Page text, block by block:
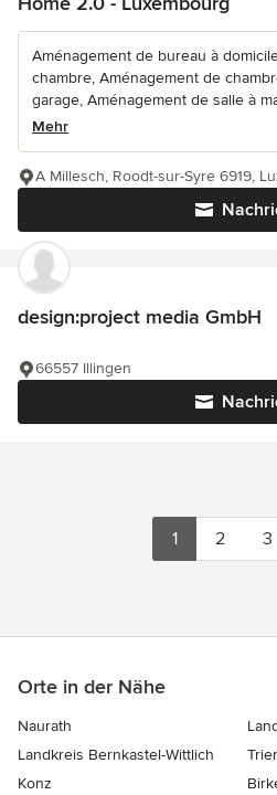
Aménagement de bureau à
chambre, Aménagement de
garage, Aménagement de salle à
Mehr
A Millesch, Roodt-sur-Syre 6919,
design:project media GmbH
66557 Illingen
1 2 3
Orte in der Nähe
Naurath
Landkreis Bernkastel-Wittlich
Trier
Konz